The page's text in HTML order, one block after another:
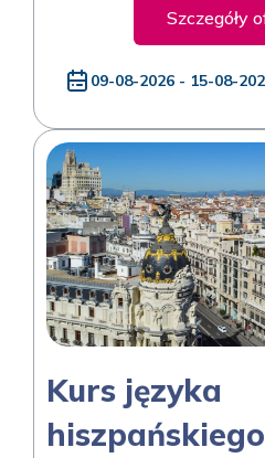
Szczegóły
09-08-2026 - 15-08-
Kurs języka